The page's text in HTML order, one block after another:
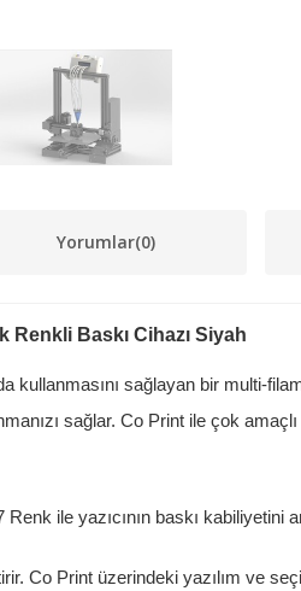
Yorumlar(0)
Renkli Baskı Cihazı Siyah
kullanmasını sağlayan bir multi-
sağlar. Co Print ile çok
ile yazıcının baskı kabiliyetini
Co Print üzerindeki yazılım ve